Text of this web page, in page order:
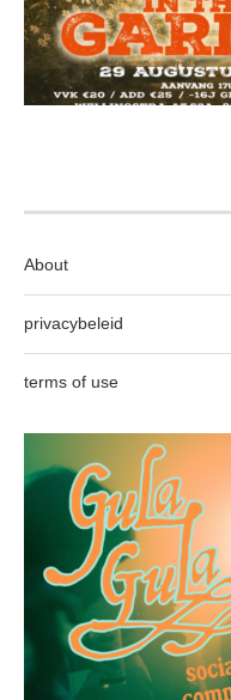
About
privacybeleid
terms of use